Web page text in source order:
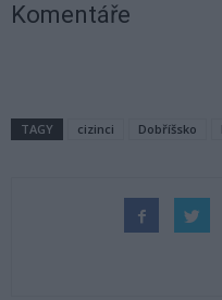
Komentáře
TAGY cizinci Dobříšsko